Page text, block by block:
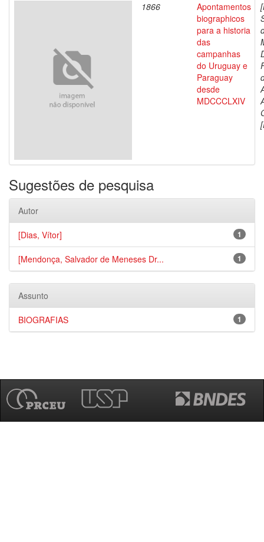
1866
Apontamentos
biographicos
para a historia
das
campanhas
do Uruguay e
Paraguay
desde
MDCCCLXIV
Sugestões de pesquisa
Autor
1
[Dias, Vítor]
1
[Mendonça, Salvador de Meneses Dr...
Assunto
1
BIOGRAFIAS